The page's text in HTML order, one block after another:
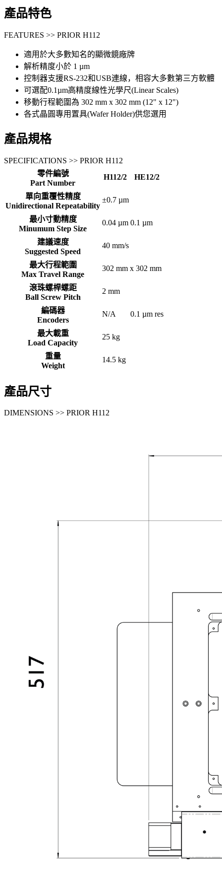
產品特色
FEATURES >> PRIOR H112
適用於大多數知名的顯微鏡廠牌
解析精度小於 1 µm
控制器支援RS-232和USB連線，相容大多數第三方軟體
可選配0.1µm高精度線性光學尺(Linear Scales)
移動行程範圍為 302 mm x 302 mm (12" x 12")
各式晶圓專用置具(Wafer Holder)供您選用
產品規格
SPECIFICATIONS >> PRIOR H112
零件編號
Part Number
H112/2 HE12/2
單向重覆性精度
Unidirectional Repeatability
±0.7 µm
最小寸動精度
Minumum Step Size
0.04 µm 0.1 µm
建議速度
Suggested Speed
40 mm/s
最大行程範圍
Max Travel Range
302 mm x 302 mm
滾珠螺桿螺距
Ball Screw Pitch
2 mm
編碼器
Encoders
N/A 0.1 µm res
最大載重
Load Capacity
25 kg
重量
Weight
14.5 kg
產品尺寸
DIMENSIONS >> PRIOR H112